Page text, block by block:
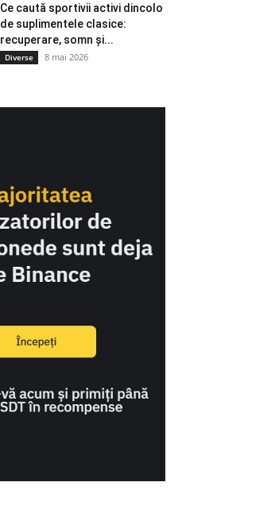
Ce caută sportivii activi dincolo
de suplimentele clasice:
recuperare, somn și...
Diverse 8 mai 2026